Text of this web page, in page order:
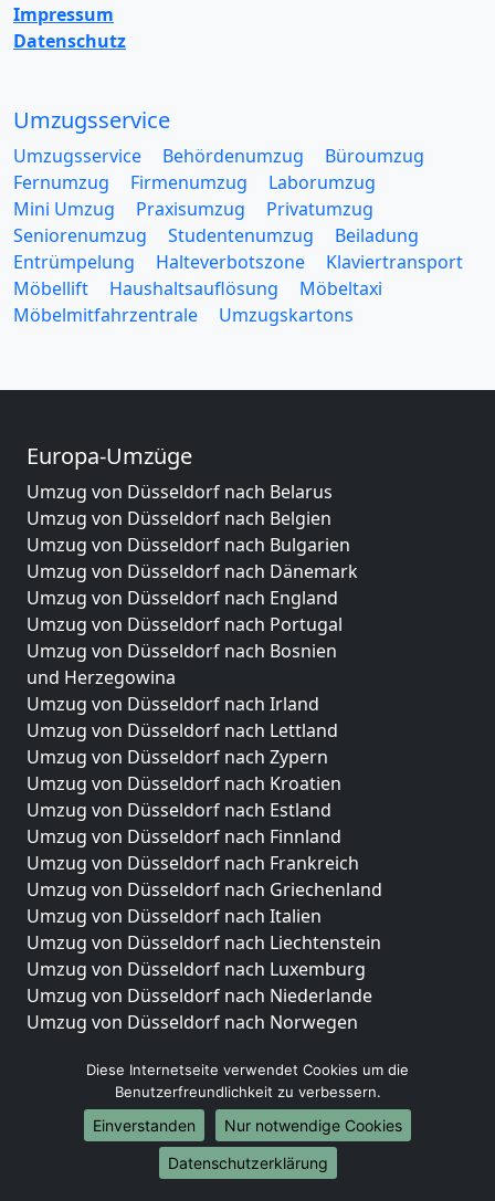
Impressum
Datenschutz
Umzugsservice
Umzugsservice Behördenumzug
Büroumzug
Fernumzug
Firmenumzug
Laborumzug
Mini Umzug
Praxisumzug
Privatumzug
Seniorenumzug
Studentenumzug
Beiladung
Entrümpelung
Halteverbotszone
Klaviertransport
Möbellift
Haushaltsauflösung
Möbeltaxi
Möbelmitfahrzentrale
Umzugskartons
Europa-Umzüge
Umzug von Düsseldorf nach Belarus
Umzug von Düsseldorf nach Belgien
Umzug von Düsseldorf nach Bulgarien
Umzug von Düsseldorf nach Dänemark
Umzug von Düsseldorf nach England
Umzug von Düsseldorf nach Portugal
Umzug von Düsseldorf nach Bosnien
und Herzegowina
Umzug von Düsseldorf nach Irland
Umzug von Düsseldorf nach Lettland
Umzug von Düsseldorf nach Zypern
Umzug von Düsseldorf nach Kroatien
Umzug von Düsseldorf nach Estland
Umzug von Düsseldorf nach Finnland
Umzug von Düsseldorf nach Frankreich
Umzug von Düsseldorf nach Griechenland
Umzug von Düsseldorf nach Italien
Umzug von Düsseldorf nach Liechtenstein
Umzug von Düsseldorf nach Luxemburg
Umzug von Düsseldorf nach Niederlande
Umzug von Düsseldorf nach Norwegen
Umzüge-Deutschlandweit
Umzug von Düsseldorf nach Berlin
Umzug von Düsseldorf nach Hamburg
Umzug von Düsseldorf nach München
Umzug von Düsseldorf nach Köln
Diese Internetseite verwendet Cookies um die
Benutzerfreundlichkeit zu verbessern.
Einverstanden
Nur notwendige Cookies
Datenschutzerklärung